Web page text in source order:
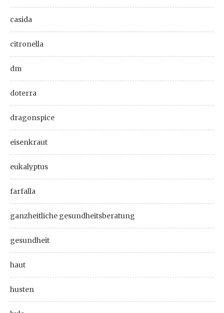
casida
citronella
dm
doterra
dragonspice
eisenkraut
eukalyptus
farfalla
ganzheitliche gesundheitsberatung
gesundheit
haut
husten